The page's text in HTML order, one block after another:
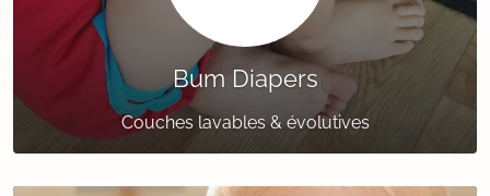
Bum Diapers
Couches lavables & évolutives